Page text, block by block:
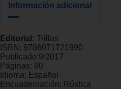
Información adicional
Editorial: Trillas
ISBN: 9786071721990
Publicado:9/2017
Páginas: 80
Idioma: Español
Encuadernación: Rústica